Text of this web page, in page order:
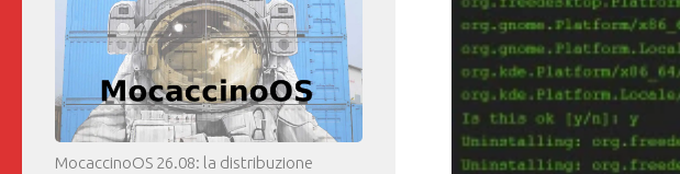
MocaccinoOS 26.08: la distribuzione